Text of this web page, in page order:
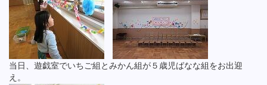
当日、遊戯室でいちご組とみかん組が５歳児ばなな組をお出迎
え。